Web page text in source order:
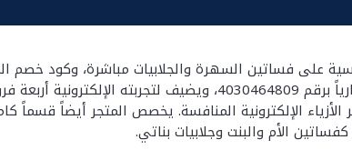
فور إدخاله في السلة. المتجر مسجل تجارياً برقم 4030464809،
الأم والبنت وجلابيات بناتي.